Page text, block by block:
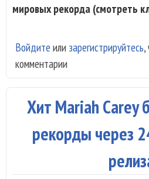
мировых рекорда (смотреть
Войдите или зарегистрируйтесь,
комментарии
Хит Mariah Carey
рекорды через